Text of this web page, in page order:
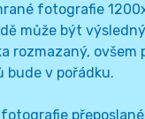
fotografie
může být
rozmazaný, ovšem
bude v pořádku.